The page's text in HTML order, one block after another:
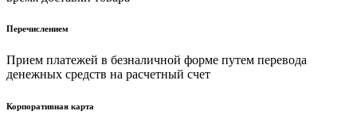
Перечислением
Прием платежей в безналичной форме путем перевода
денежных средств на расчетный счет
Корпоративная карта